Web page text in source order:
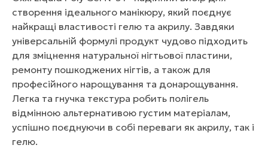
створення ідеального манікюру, який поєднує
найкращі властивості гелю та акрилу. Завдяки
універсальній формулі продукт чудово підходить
для зміцнення натуральної нігтьової пластини,
ремонту пошкоджених нігтів, а також для
професійного нарощування та донарощування.
Легка та гнучка текстура робить полігель
відмінною альтернативою густим матеріалам,
успішно поєднуючи в собі переваги як акрилу, так і
гелю.